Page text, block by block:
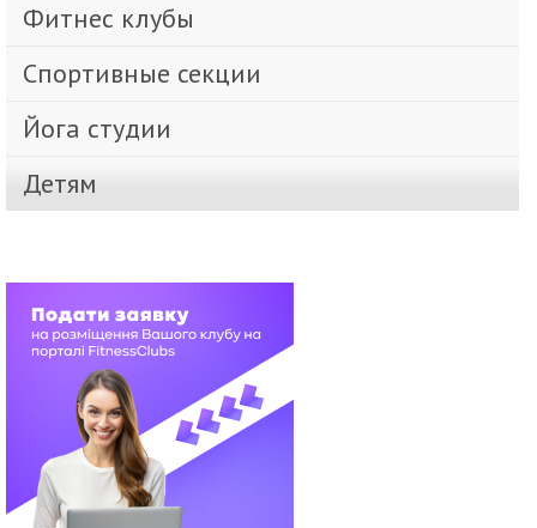
Фитнес клубы
Спортивные секции
Йога студии
Детям